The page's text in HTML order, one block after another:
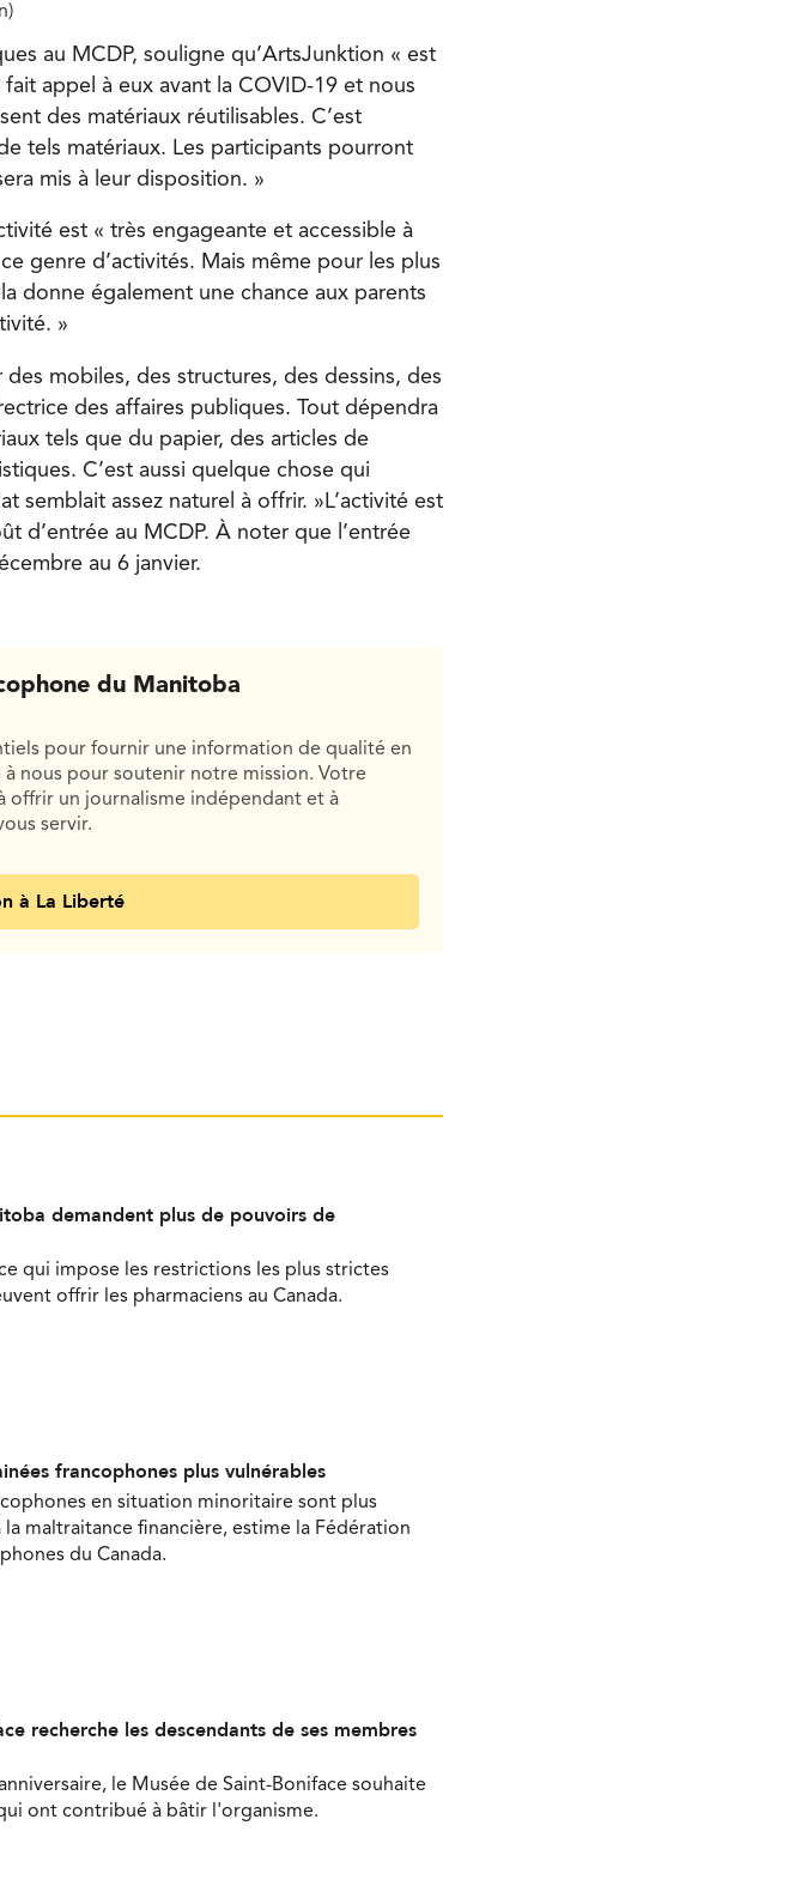
au MCDP, souligne qu’ArtsJunktion « est
appel à eux avant la COVID-19 et nous
des matériaux réutilisables. C’est
tels matériaux. Les participants pourront
mis à leur disposition. »
est « très engageante et accessible à
genre d’activités. Mais même pour les plus
donne également une chance aux parents
»
des mobiles, des structures, des dessins, des
des affaires publiques. Tout dépendra
tels que du papier, des articles de
C’est aussi quelque chose qui
semblait assez naturel à offrir. »L’activité est
d’entrée au MCDP. À noter que l’entrée
au 6 janvier.
du Manitoba
pour fournir une information de qualité en
nous pour soutenir notre mission. Votre
offrir un journalisme indépendant et à
servir.
à La Liberté
demandent plus de pouvoirs de
qui impose les restrictions les plus strictes
offrir les pharmaciens au Canada.
francophones plus vulnérables
en situation minoritaire sont plus
la maltraitance financière, estime la Fédération
du Canada.
recherche les descendants de ses membres
le Musée de Saint-Boniface souhaite
ont contribué à bâtir l'organisme.